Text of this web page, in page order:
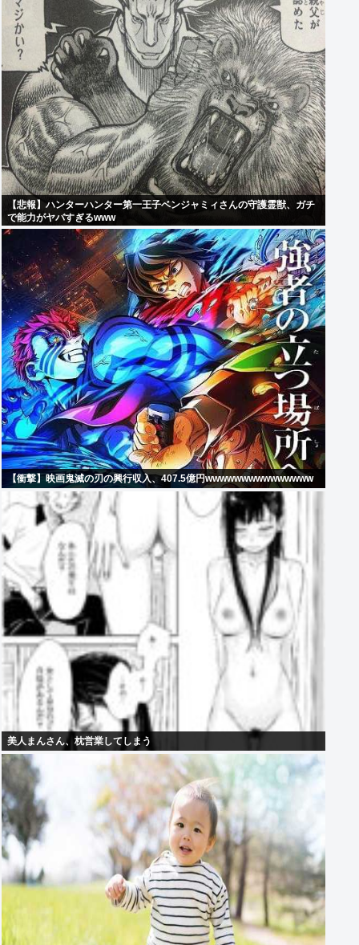
【悲報】ハンターハンター第一王子ベンジャミィさんの守護霊獣、ガチ
で能力がヤバすぎるwww
【衝撃】映画鬼滅の刃の興行収入、407.5億円wwwwwwwwwwwwwww
美人まんさん、枕営業してしまう